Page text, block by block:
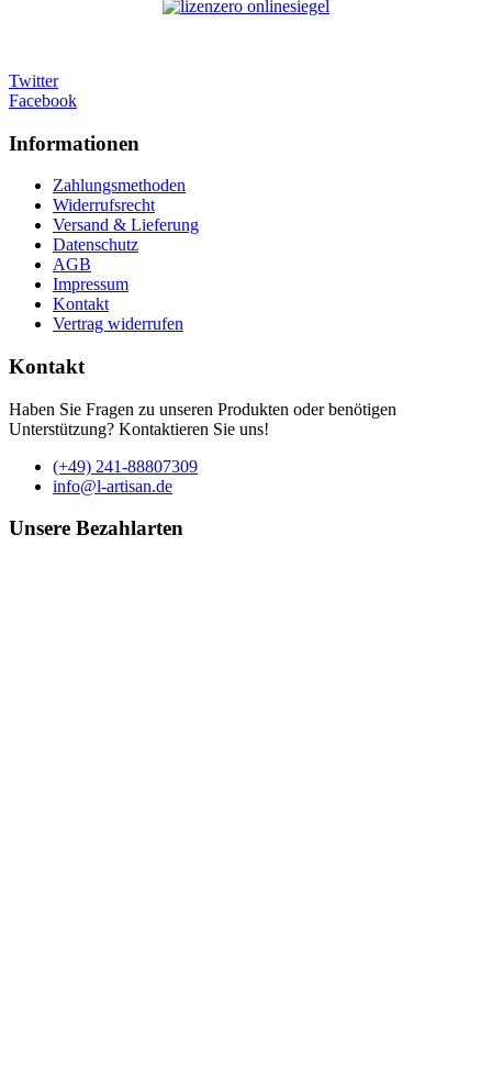
Twitter
Facebook
Informationen
Zahlungsmethoden
Widerrufsrecht
Versand & Lieferung
Datenschutz
AGB
Impressum
Kontakt
Vertrag widerrufen
Kontakt
Haben Sie Fragen zu unseren Produkten oder benötigen
Unterstützung? Kontaktieren Sie uns!
(+49) 241-88807309
info@l-artisan.de
Unsere Bezahlarten